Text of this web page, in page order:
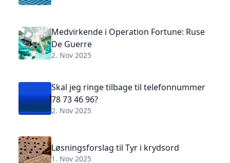
Medvirkende i Operation Fortune: Ruse
De Guerre
2. Nov 2025
Skal jeg ringe tilbage til telefonnummer
78 73 46 96?
2. Nov 2025
Løsningsforslag til Tyr i krydsord
1. Nov 2025